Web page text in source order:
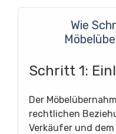
Wie
Schritt 1:
Der
rechtlichen
Verkäufer und